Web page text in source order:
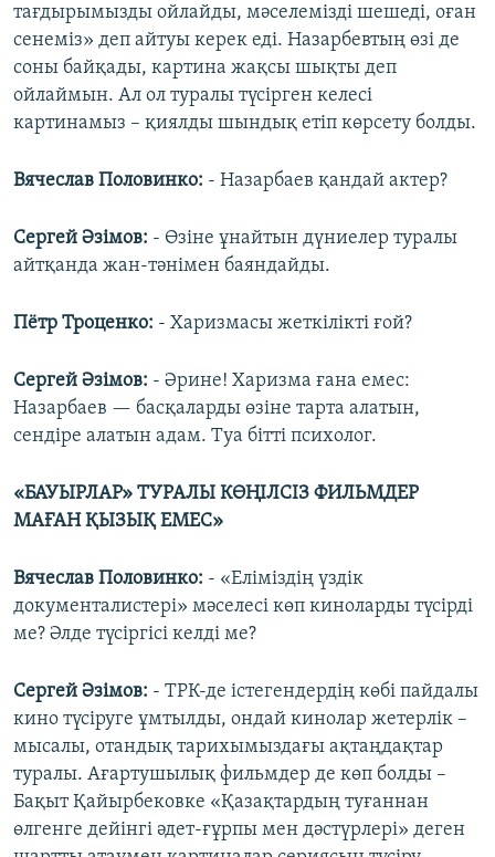
тағдырымызды ойлайды, мәселемізді шешеді, оған
сенеміз» деп айтуы керек еді. Назарбевтың өзі де
соны байқады, картина жақсы шықты деп
ойлаймын. Ал ол туралы түсірген келесі
картинамыз – қиялды шындық етіп көрсету болды.
Вячеслав Половинко: - Назарбаев қандай актер?
Сергей Әзімов: - Өзіне ұнайтын дүниелер туралы
айтқанда жан-тәнімен баяндайды.
Пётр Троценко: - Харизмасы жеткілікті ғой?
Сергей Әзімов: - Әрине! Харизма ғана емес:
Назарбаев — басқаларды өзіне тарта алатын,
сендіре алатын адам. Туа бітті психолог.
«БАУЫРЛАР» ТУРАЛЫ КӨҢІЛСІЗ ФИЛЬМДЕР
МАҒАН ҚЫЗЫҚ ЕМЕС»
Вячеслав Половинко: - «Еліміздің үздік
документалистері» мәселесі көп киноларды түсірді
ме? Әлде түсіргісі келді ме?
Сергей Әзімов: - ТРК-де істегендердің көбі пайдалы
кино түсіруге ұмтылды, ондай кинолар жетерлік –
мысалы, отандық тарихымыздағы ақтаңдақтар
туралы. Ағартушылық фильмдер де көп болды –
Бақыт Қайырбековке «Қазақтардың туғаннан
өлгенге дейінгі әдет-ғұрпы мен дәстүрлері» деген